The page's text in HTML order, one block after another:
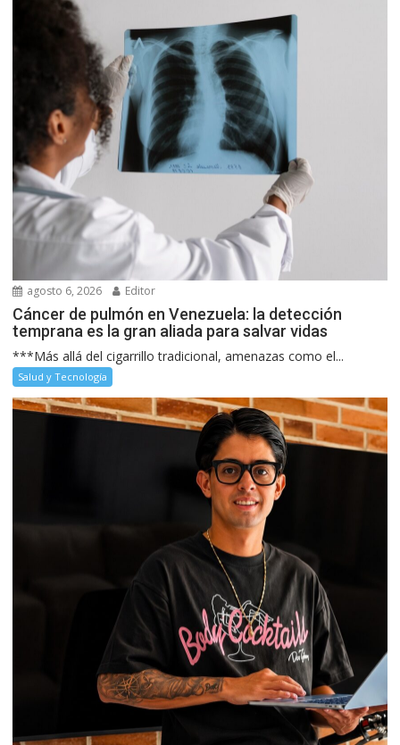
agosto 6, 2026 Editor
Cáncer de pulmón en Venezuela: la detección
temprana es la gran aliada para salvar vidas
***Más allá del cigarrillo tradicional, amenazas como el...
Salud y Tecnología